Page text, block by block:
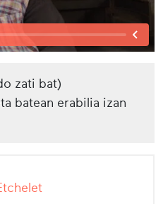
zati bat)
batean erabilia izan